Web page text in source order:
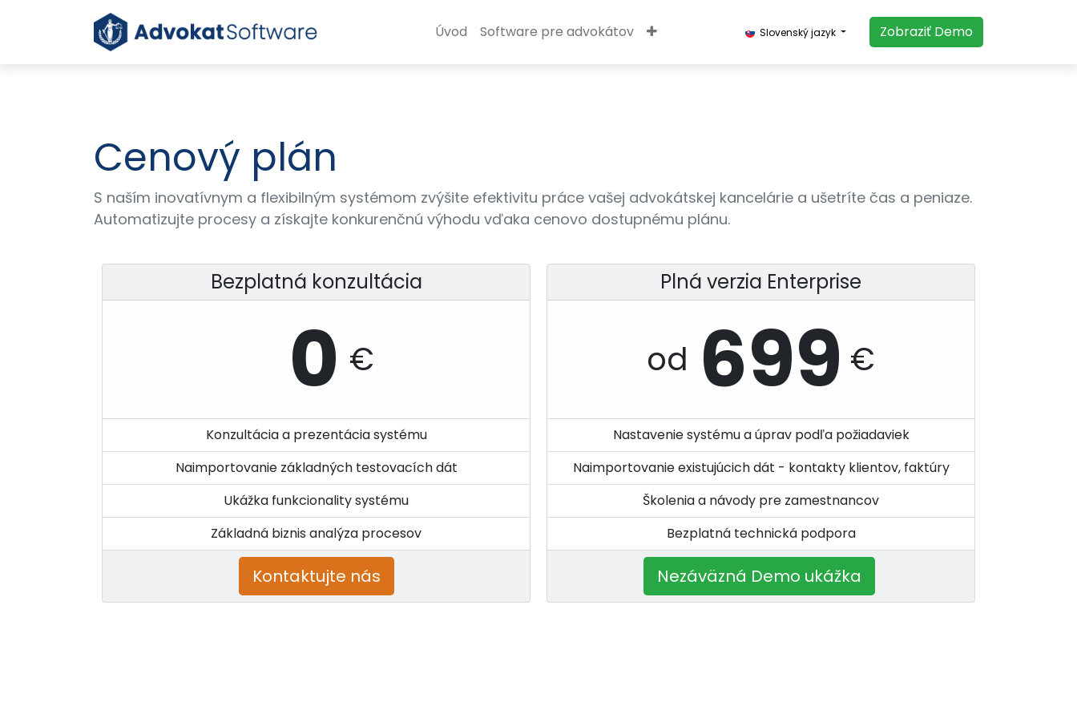
Úvod Software pre advokátov Slovenský jazyk ​​​​Zobraziť Demo​​​​
Cenový plán
S naším inovatívnym a flexibilným systémom zvýšite efektivitu práce vašej advokátskej kancelárie a ušetríte čas a peniaze.
Automatizujte procesy a získajte konkurenčnú výhodu vďaka cenovo dostupnému plánu.
Bezplatná konzultácia
0 €
Konzultácia a prezentácia systému
Naimportovanie základných testovacích dát
Ukážka funkcionality systému
Základná biznis analýza procesov
Kontaktujt​​​​​​e nás​​​
Plná verzia Enterprise
od 699 €
Nastavenie systému a úprav podľa požiadaviek
Naimportovanie existujúcich dát - kontakty klientov, faktúry
Školenia a návody pre zamestnancov
Bezplatná technická podpora
Nezáväzná D​​​​emo ukážka​​​